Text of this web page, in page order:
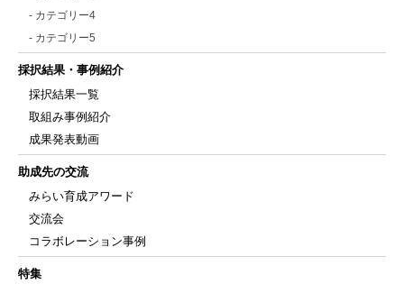
- カテゴリー4
- カテゴリー5
採択結果・事例紹介
採択結果一覧
取組み事例紹介
成果発表動画
助成先の交流
みらい育成アワード
交流会
コラボレーション事例
特集